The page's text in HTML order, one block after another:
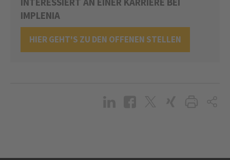
IMPLENIA
HIER GEHT'S ZU DEN OFFENEN STELLEN